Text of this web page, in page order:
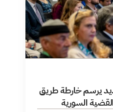
يرسم خارطة طريق
السورية